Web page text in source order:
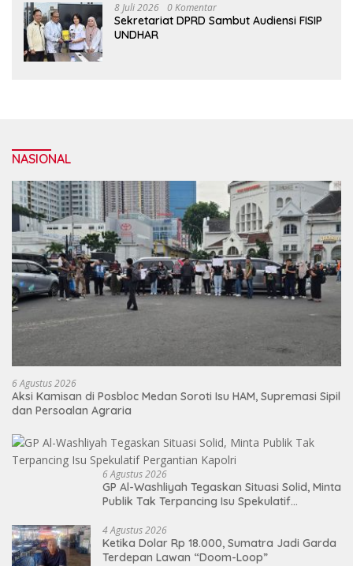
8 Juli 2026 0 Komentar
Sekretariat DPRD Sambut Audiensi FISIP
UNDHAR
NASIONAL
6 Agustus 2026
Aksi Kamisan di Posbloc Medan Soroti Isu HAM, Supremasi Sipil
dan Persoalan Agraria
6 Agustus 2026
GP Al-Washliyah Tegaskan Situasi Solid, Minta
Publik Tak Terpancing Isu Spekulatif
4 Agustus 2026
Ketika Dolar Rp 18.000, Sumatra Jadi Garda
Terdepan Lawan “Doom-Loop”